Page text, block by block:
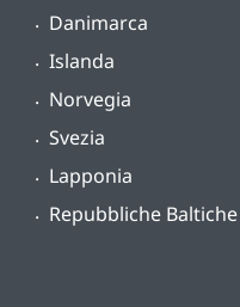
Danimarca
Islanda
Norvegia
Svezia
Lapponia
Repubbliche Baltiche